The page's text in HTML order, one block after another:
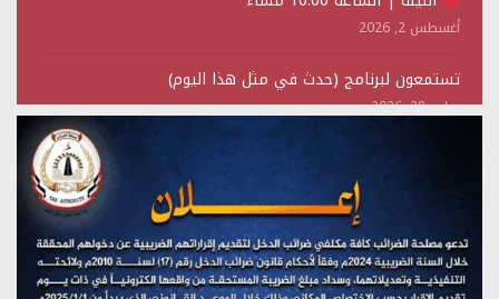
أغسطس 2, 2026
تستمعون لبرنامج (حدث في مثل هذا اليوم)
يوليو 28, 2026
(نحن لا نهزم) بث مباشر
تستمعون لبرنامج (هندسة الوهم)
يوليو 28, 2026